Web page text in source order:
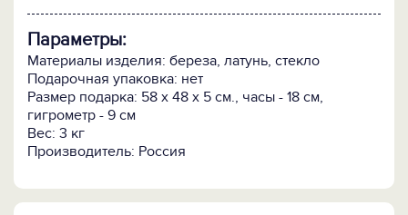
Параметры:
Материалы изделия: береза, латунь, стекло
Подарочная упаковка: нет
Размер подарка: 58 х 48 х 5 см., часы - 18 см,
гигрометр - 9 см
Вес: 3 кг
Производитель: Россия